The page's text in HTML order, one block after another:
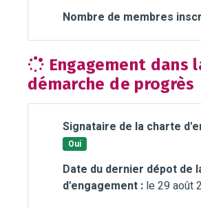
Nombre de membres
Engagement dans
démarche de progrès
Signataire de la charte
Oui
Date du dernier dépot de
d'engagement : le 29 août